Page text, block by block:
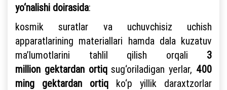
yo‘nalishi doirasida:
kosmik suratlar va uchuvchisiz uchish
apparatlarining materiallari hamda dala kuzatuv
ma’lumotlarini tahlil qilish orqali 3
million gektardan ortiqsug‘oriladigan yerlar, 400
ming gektardan ortiq ko‘p yillik daraxtzorlar